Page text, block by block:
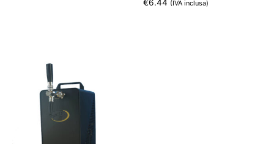
€6.44 (IVA inclusa)